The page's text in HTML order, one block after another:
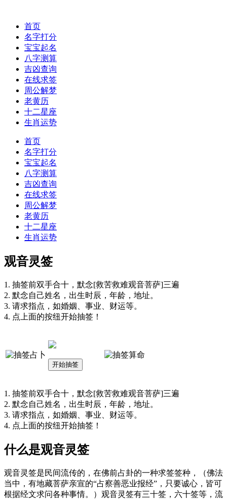
首页
名字打分
宝宝起名
八字测算
吉凶查询
在线求签
周公解梦
老黄历
十二星座
生肖运势
首页
名字打分
宝宝起名
八字测算
吉凶查询
在线求签
周公解梦
老黄历
十二星座
生肖运势
观音灵签
1. 抽签前双手合十，默念[救苦救难观音菩萨]三遍
2. 默念自己姓名，出生时辰，年龄，地址。
3. 请求指点，如婚姻、事业、财运等。
4. 点上面的按纽开始抽签！
1. 抽签前双手合十，默念[救苦救难观音菩萨]三遍
2. 默念自己姓名，出生时辰，年龄，地址。
3. 请求指点，如婚姻、事业、财运等。
4. 点上面的按纽开始抽签！
什么是观音灵签
观音灵签是民间流传的，在佛前占卦的一种求签签种，（佛法
当中，有地藏菩萨亲宣的“占察善恶业报经”，只要诚心，皆可
根据经文求问各种事情。）观音灵签有三十签，六十签等，流